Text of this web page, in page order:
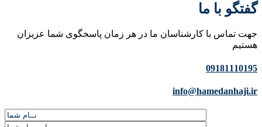
گفتگو با ما
جهت تماس با کارشناسان ما در هر زمان پاسخگوی شما عزیزان
هستیم
09181110195
info@hamedanhaji.ir